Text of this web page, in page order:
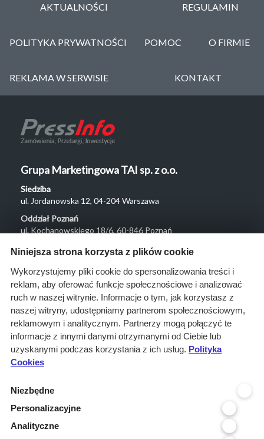
AKTUALNOŚCI REGULAMIN
POLITYKA PRYWATNOŚCI POMOC O FIRMIE
REKLAMA W SERWISIE KONTAKT
Grupa Marketingowa TAI sp. z o.o.
Siedziba
ul. Jordanowska 12, 04-204 Warszawa
Oddział Poznań
ul. Kochanowskiego 18/6, 60-846 Poznań
Menu
O nas
Rozwiązania
Monitoring
przetargów
Raporty
przetargowe
Kontakt
Kontakt
Niniejsza strona korzysta z plików cookie
Wykorzystujemy pliki cookie do spersonalizowania treści i
reklam, aby oferować funkcje społecznościowe i analizować
ruch w naszej witrynie. Informacje o tym, jak korzystasz z
naszej witryny, udostępniamy partnerom społecznościowym,
reklamowym i analitycznym. Partnerzy mogą połączyć te
informacje z innymi danymi otrzymanymi od Ciebie lub
uzyskanymi podczas korzystania z ich usług. Polityka
Cookies
Niezbędne
Personalizacyjne
Analityczne